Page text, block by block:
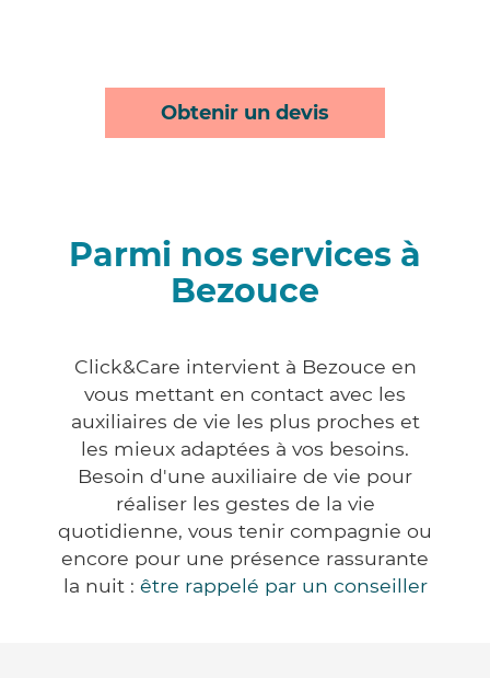
Obtenir un devis
Parmi nos services à
Bezouce
Click&Care intervient à Bezouce en
vous mettant en contact avec les
auxiliaires de vie les plus proches et
les mieux adaptées à vos besoins.
Besoin d'une auxiliaire de vie pour
réaliser les gestes de la vie
quotidienne, vous tenir compagnie ou
encore pour une présence rassurante
la nuit : être rappelé par un conseiller